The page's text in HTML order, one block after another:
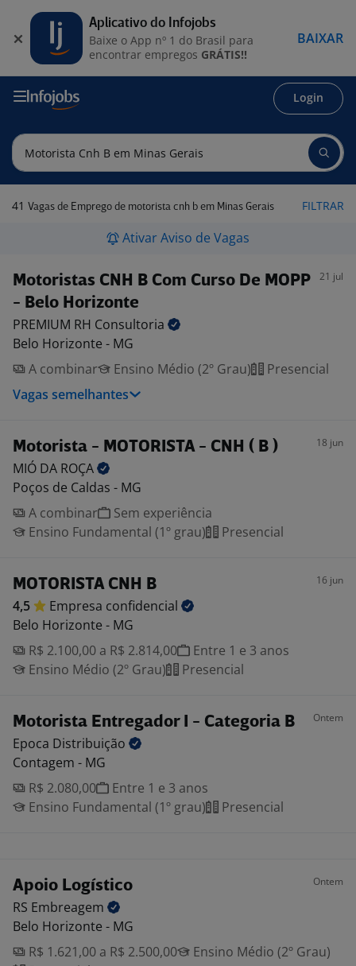
Login
41 Vagas de Emprego de motorista cnh b em Minas Gerais FILTRAR
Ativar Aviso de Vagas
Motoristas CNH B Com Curso De MOPP
- Belo Horizonte
21 jul
PREMIUM RH Consultoria
Belo Horizonte - MG
A combinar
Ensino Médio (2º Grau)
Presencial
Vagas semelhantes
Motorista - MOTORISTA - CNH ( B ) 18 jun
MIÓ DA ROÇA
Poços de Caldas - MG
A combinar
Sem experiência
Ensino Fundamental (1º grau)
Presencial
MOTORISTA CNH B 16 jun
4,5 Empresa confidencial
Belo Horizonte - MG
R$ 2.100,00 a R$ 2.814,00
Entre 1 e 3 anos
Ensino Médio (2º Grau)
Presencial
Motorista Entregador I - Categoria B Ontem
Epoca Distribuição
Contagem - MG
R$ 2.080,00
Entre 1 e 3 anos
Ensino Fundamental (1º grau)
Presencial
Apoio Logístico Ontem
RS Embreagem
Belo Horizonte - MG
R$ 1.621,00 a R$ 2.500,00
Ensino Médio (2º Grau)
Aplicativo do Infojobs
Baixe o App nº 1 do Brasil para
encontrar empregos GRÁTIS!!
BAIXAR